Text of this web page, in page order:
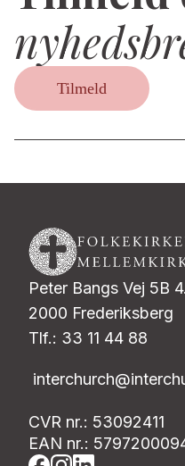
Tilmeld
Peter Bangs Vej 5B
2000 Frederiksberg
Tlf.: 33 11 44 88
CVR nr.: 53092411
EAN nr.: